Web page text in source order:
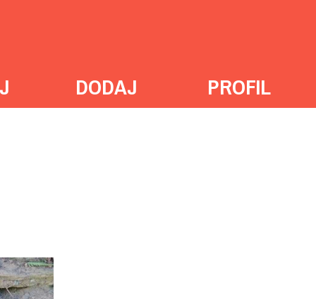
DODAJ PROFIL